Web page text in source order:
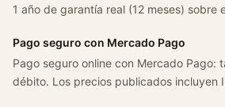
1 año de garantía real (12 meses) sobre
Pago seguro con Mercado Pago
Pago seguro online con Mercado Pago:
débito. Los precios publicados incluyen